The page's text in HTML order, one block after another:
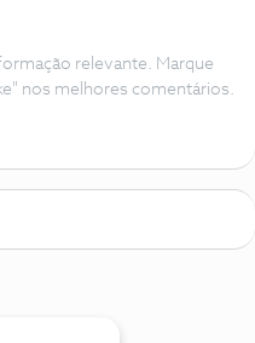
relevante. Marque
nos melhores comentários.